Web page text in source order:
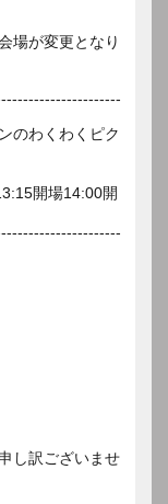
場が変更となり
のわくわくピク
開場14:00開
し訳ございませ